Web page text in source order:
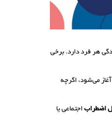
هر فرد دارد. برخی
می‌شود، اگرچه
اضطراب اجتماعی یا